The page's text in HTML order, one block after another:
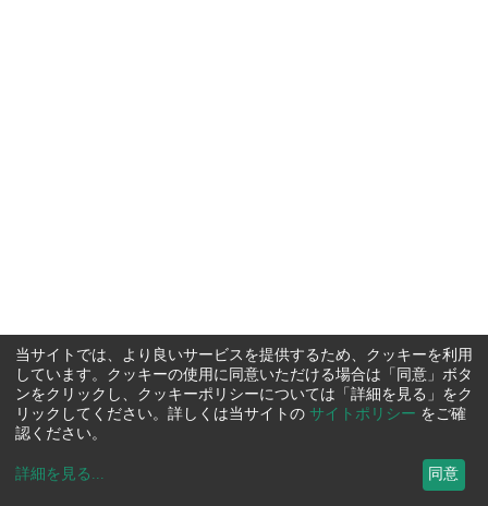
当サイトでは、より良いサービスを提供するため、クッキーを利用
しています。クッキーの使用に同意いただける場合は「同意」ボタ
ンをクリックし、クッキーポリシーについては「詳細を見る」をク
リックしてください。詳しくは当サイトの サイトポリシー をご確
認ください。
詳細を見る ... 同意